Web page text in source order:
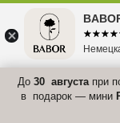
До 30 августапри
в подарок — мини